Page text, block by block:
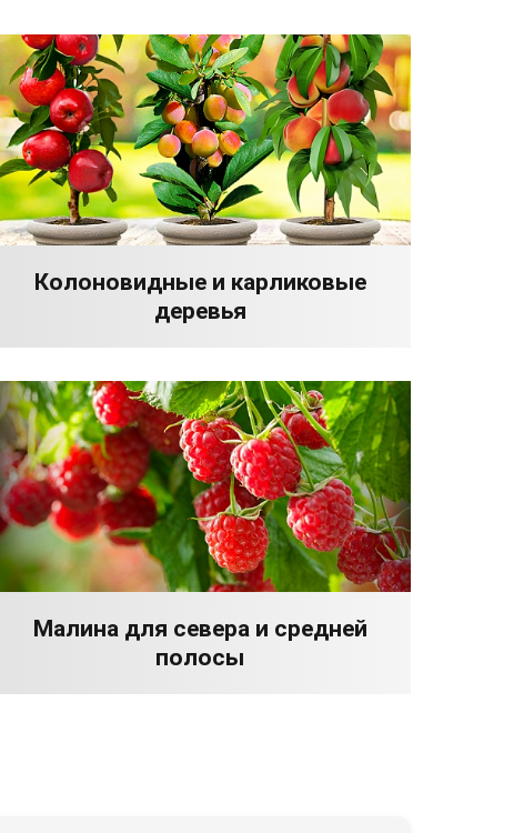
Колоновидные и карликовые
деревья
Малина для севера и средней
полосы